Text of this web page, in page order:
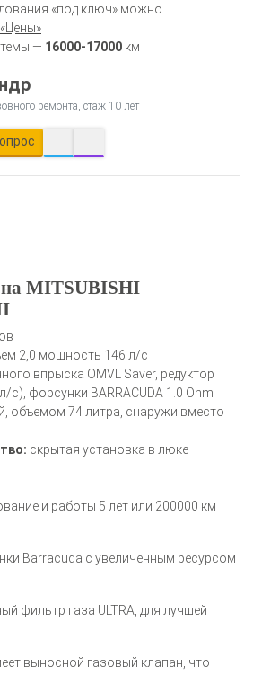
«под ключ» можно
— 16000-17000 км
ремонта, стаж 10 лет
MITSUBISHI
2,0 мощность 146 л/с
впрыска OMVL Saver, редуктор
с), форсунки BARRACUDA 1.0 Ohm
объемом 74 литра, снаружи вместо
скрытая установка в люке
и работы 5 лет или 200000 км
Barracuda с увеличенным ресурсом
фильтр газа ULTRA, для лучшей
выносной газовый клапан, что